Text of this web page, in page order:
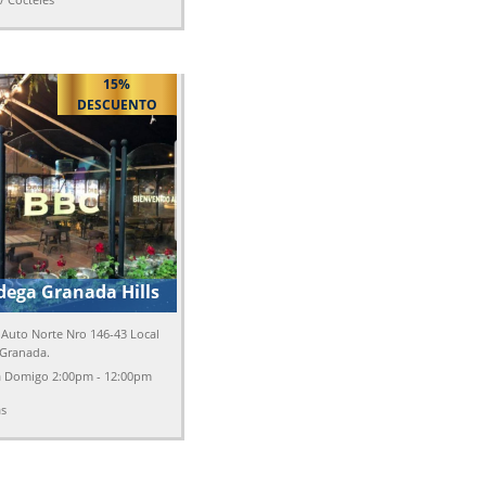
15%
DESCUENTO
Granada Hills
Norte Nro 146-43 Local
Lunes a Domigo 2:00pm - 12:00pm